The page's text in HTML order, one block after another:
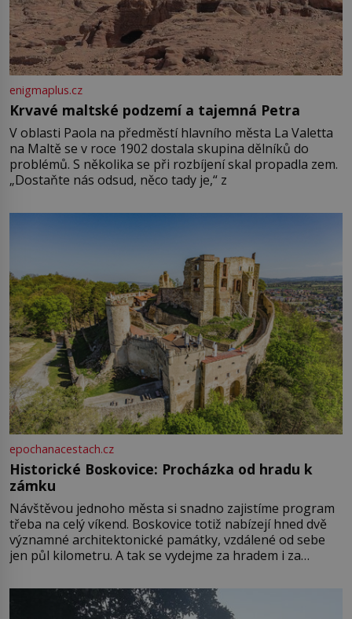
enigmaplus.cz
Krvavé maltské podzemí a tajemná Petra
V oblasti Paola na předměstí hlavního města La Valetta
na Maltě se v roce 1902 dostala skupina dělníků do
problémů. S několika se při rozbíjení skal propadla zem.
„Dostaňte nás odsud, něco tady je,“ z
epochanacestach.cz
Historické Boskovice: Procházka od hradu k
zámku
Návštěvou jednoho města si snadno zajistíme program
třeba na celý víkend. Boskovice totiž nabízejí hned dvě
významné architektonické památky, vzdálené od sebe
jen půl kilometru. A tak se vydejme za hradem i za
Boskovice na okraji Drahanské vrchoviny vznikla někdy
ve13. století, a už v roce 1313 kronikáři zaznamenali